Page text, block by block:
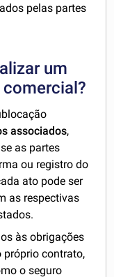
pelas partes
um
associados,
as partes
ou registro do
ato pode ser
as respectivas
às obrigações
próprio contrato,
o seguro